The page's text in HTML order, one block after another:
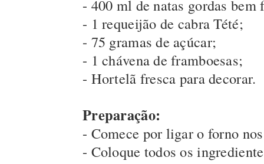
- 400 ml de natas gordas bem
- 1 requeijão de cabra Tété;
- 75 gramas de açúcar;
- 1 chávena de framboesas;
- Hortelã fresca para decorar.
Preparação:
- Comece por ligar o forno
- Coloque todos os